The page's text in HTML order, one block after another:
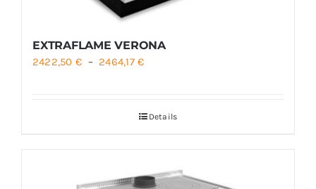
EXTRAFLAME VERONA
2422,50 € – 2464,17€Plage
2422,50 €
Details